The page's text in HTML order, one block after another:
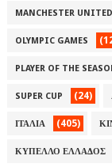
MANCHESTER UNITED
OLYMPIC GAMES
PLAYER OF THE
SUPER CUP (24)
ΙΤΑΛΙΑ (405)
ΚΥΠΕΛΛΟ ΕΛΛΑΔΟΣ